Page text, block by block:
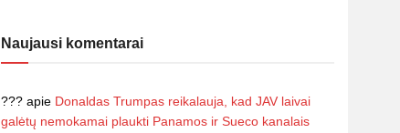
Naujausi komentarai
??? apie Donaldas Trumpas reikalauja, kad JAV laivai
galėtų nemokamai plaukti Panamos ir Sueco kanalais